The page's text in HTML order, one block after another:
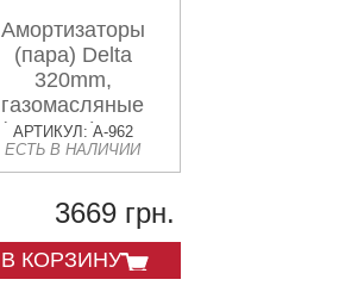
Амортизаторы
(пара) Delta
320mm,
газомасляные
(красные) NET
(#0001)
АРТИКУЛ: A-962
ЕСТЬ В НАЛИЧИИ
3669 грн.
В КОРЗИНУ